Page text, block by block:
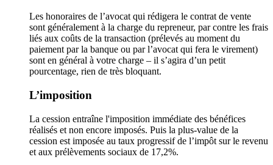
Les honoraires de l’avocat qui rédigera le contrat de vente
sont généralement à la charge du repreneur, par contre les frais
liés aux coûts de la transaction (prélevés au moment du
paiement par la banque ou par l’avocat qui fera le virement)
sont en général à votre charge – il s’agira d’un petit
pourcentage, rien de très bloquant.
L’imposition
La cession entraîne l'imposition immédiate des bénéfices
réalisés et non encore imposés. Puis la plus-value de la
cession est imposée au taux progressif de l’impôt sur le revenu
et aux prélèvements sociaux de 17,2%.